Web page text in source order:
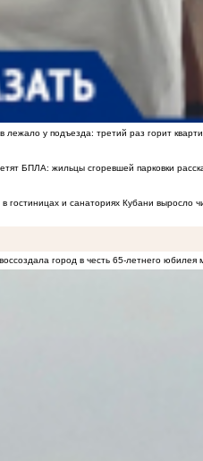
у подъезда: третий раз горит
БПЛА: жильцы сгоревшей парковки
гостиницах и санаториях Кубани выросло
город в честь 65-летнего юбилея